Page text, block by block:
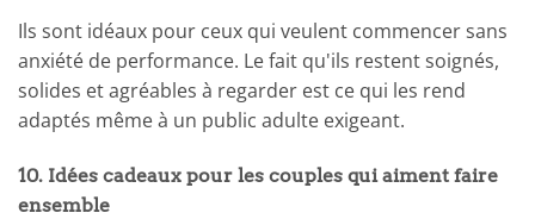
Ils sont idéaux pour ceux qui veulent commencer sans
anxiété de performance. Le fait qu'ils restent soignés,
solides et agréables à regarder est ce qui les rend
adaptés même à un public adulte exigeant.
10. Idées cadeaux pour les couples qui aiment faire
ensemble